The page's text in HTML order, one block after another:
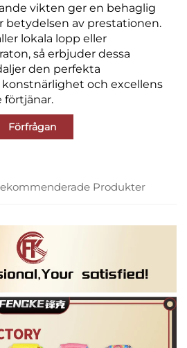
vikten ger en behaglig
betydelsen av prestationen.
lokala lopp eller
så erbjuder dessa
den perfekta
och excellens
förtjänar.
Förfrågan
Produkter